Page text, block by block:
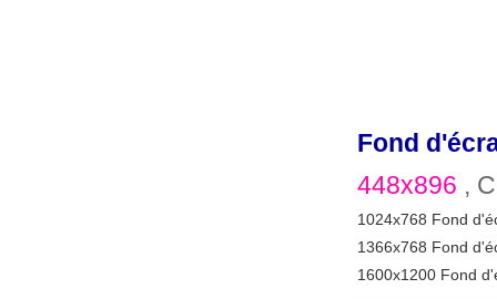
Fond
448x896 ,
1024x768 Fond
1366x768 Fond
1600x1200 Fond